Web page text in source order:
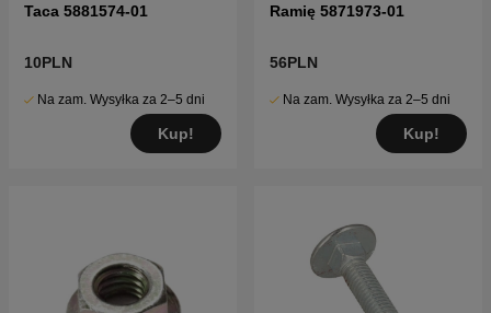
Taca 5881574-01
10PLN
Na zam. Wysyłka za 2–5 dni
Kup!
Ramię 5871973-01
56PLN
Na zam. Wysyłka za 2–5 dni
Kup!